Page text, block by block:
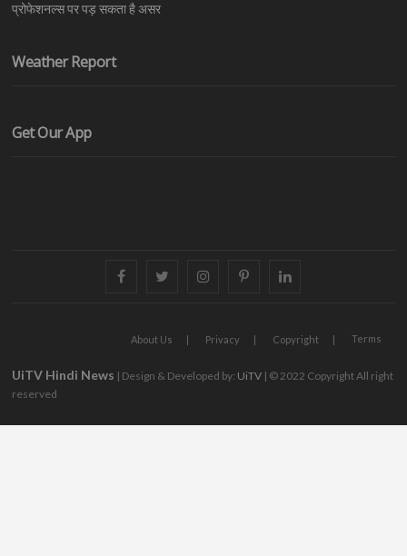
प्रोफेशनल्स पर पड़ सकता है असर
Weather Report
Get Our App
facebook twitter instagrampinterestlinkedin
About Us Privacy Copyright Terms
UiTV Hindi News | Design & Developed by: UiTV | © 2022 Copyright All right
reserved